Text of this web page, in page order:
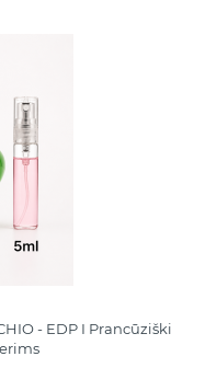
- EDP I Prancūziški